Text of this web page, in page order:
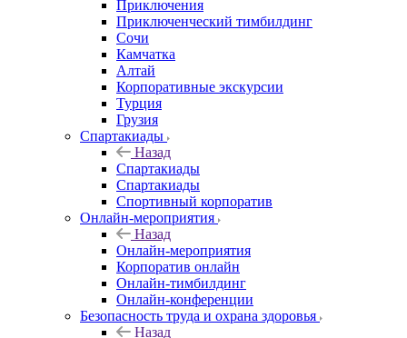
Приключения
Приключенческий тимбилдинг
Сочи
Камчатка
Алтай
Корпоративные экскурсии
Турция
Грузия
Спартакиады
Назад
Спартакиады
Спартакиады
Спортивный корпоратив
Онлайн-мероприятия
Назад
Онлайн-мероприятия
Корпоратив онлайн
Онлайн-тимбилдинг
Онлайн-конференции
Безопасность труда и охрана здоровья
Назад